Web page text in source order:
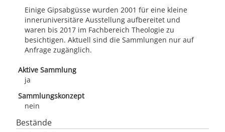
Einige Gipsabgüsse wurden 2001 für eine kleine
inneruniversitäre Ausstellung aufbereitet und
waren bis 2017 im Fachbereich Theologie zu
besichtigen. Aktuell sind die Sammlungen nur auf
Anfrage zugänglich.
Aktive Sammlung
ja
Sammlungskonzept
nein
Bestände